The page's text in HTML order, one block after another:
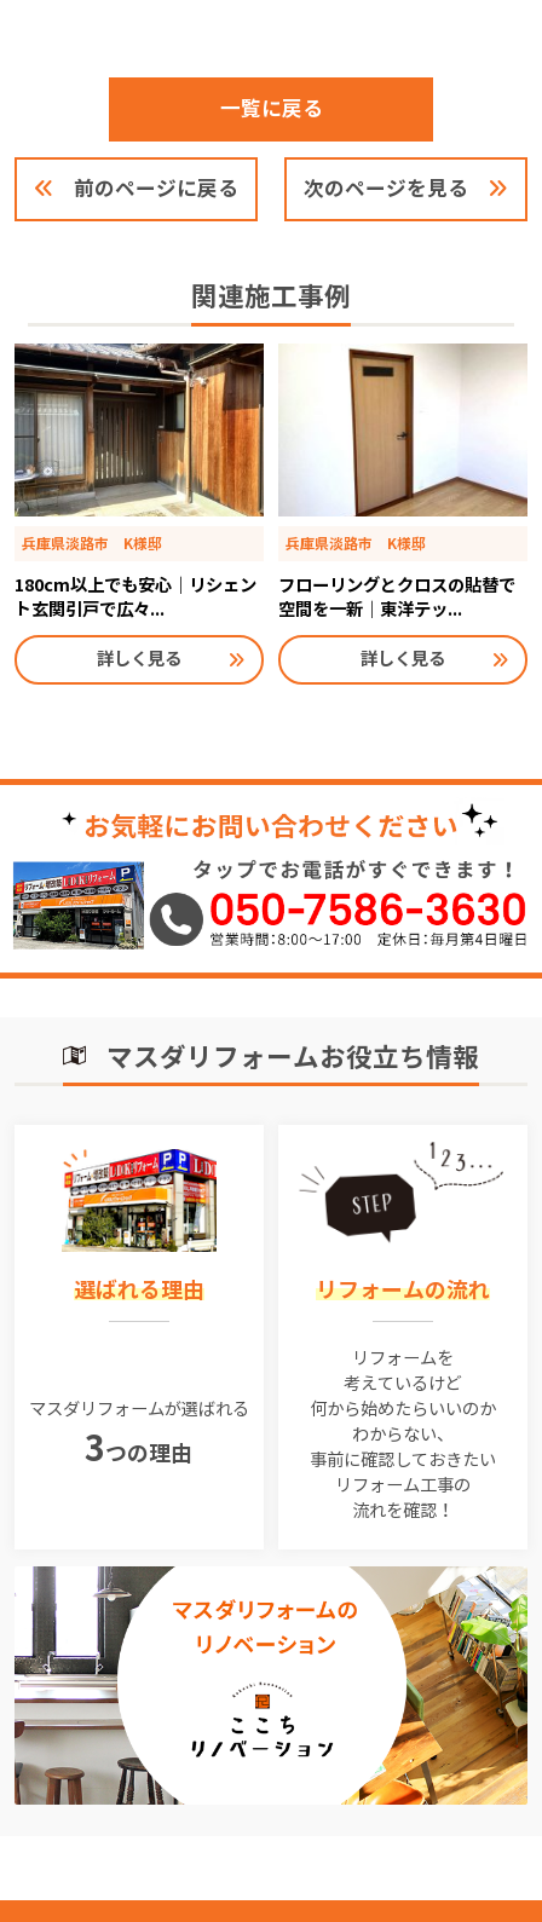
前のページに戻る
一覧に戻る
次のページを見る
関連施工事例
兵庫県淡路市 K様邸
180cm以上でも安心｜リシェン
ト玄関引戸で広々...
詳しく見る
兵庫県淡路市 K様邸
フローリングとクロスの貼替で
空間を一新｜東洋テッ...
詳しく見る
マスダリフォームお役立ち情報
選ばれる理由
マスダリフォームが選ばれる
3つの理由
リフォームの流れ
リフォームを
考えているけど
何から始めたらいいのか
わからない、
事前に確認しておきたい
リフォーム工事の
流れを確認！